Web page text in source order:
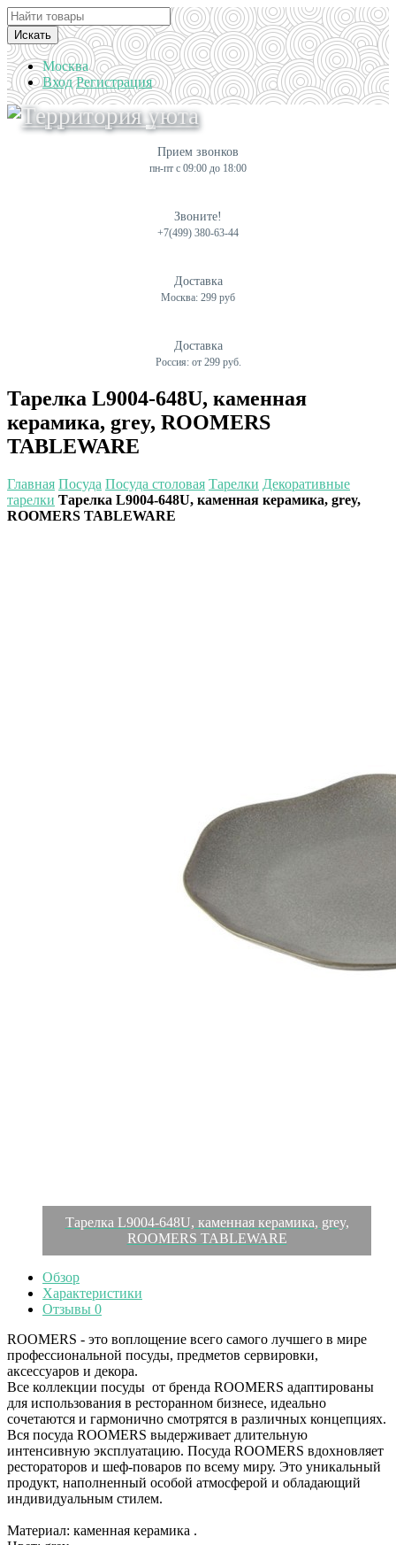
Искать
Москва
Вход Регистрация
Прием звонков
пн-пт с 09:00 до 18:00
Звоните!
+7(499) 380-63-44
Доставка
Москва: 299 руб
Доставка
Россия: от 299 руб.
Тарелка L9004-648U, каменная
керамика, grey, ROOMERS
TABLEWARE
Главная Посуда Посуда столовая Тарелки Декоративные
тарелки Тарелка L9004-648U, каменная керамика, grey,
ROOMERS TABLEWARE
Тарелка L9004-648U, каменная керамика, grey,
ROOMERS TABLEWARE
Обзор
Характеристики
Отзывы 0
ROOMERS - это воплощение всего самого лучшего в мире
профессиональной посуды, предметов сервировки,
аксессуаров и декора.
Все коллекции посуды от бренда ROOMERS адаптированы
для использования в ресторанном бизнесе, идеально
сочетаются и гармонично смотрятся в различных концепциях.
Вся посуда ROOMERS выдерживает длительную
интенсивную эксплуатацию. Посуда ROOMERS вдохновляет
рестораторов и шеф-поваров по всему миру. Это уникальный
продукт, наполненный особой атмосферой и обладающий
индивидуальным стилем.
Материал: каменная керамика .